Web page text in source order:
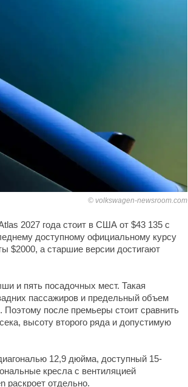
volkswagen-newsroom.com
2027 года стоит в США от $43 135 с
доступному официальному курсу
$2000, а старшие версии достигают
и пять посадочных мест. Такая
пассажиров и предельный объем
Поэтому после премьеры стоит сравнить
высоту второго ряда и допустимую
12,9 дюйма, доступный 15-
кресла с вентиляцией
раскроет отдельно.